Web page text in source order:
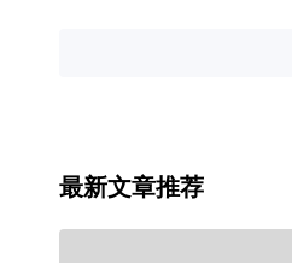
最新文章推荐